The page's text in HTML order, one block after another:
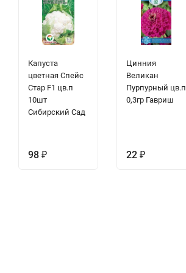
Капуста
цветная Спейс
Стар F1 цв.п
10шт
Сибирский Сад
98 ₽
Цинния
Великан
Пурпурный цв.п
0,3гр Гавриш
22 ₽